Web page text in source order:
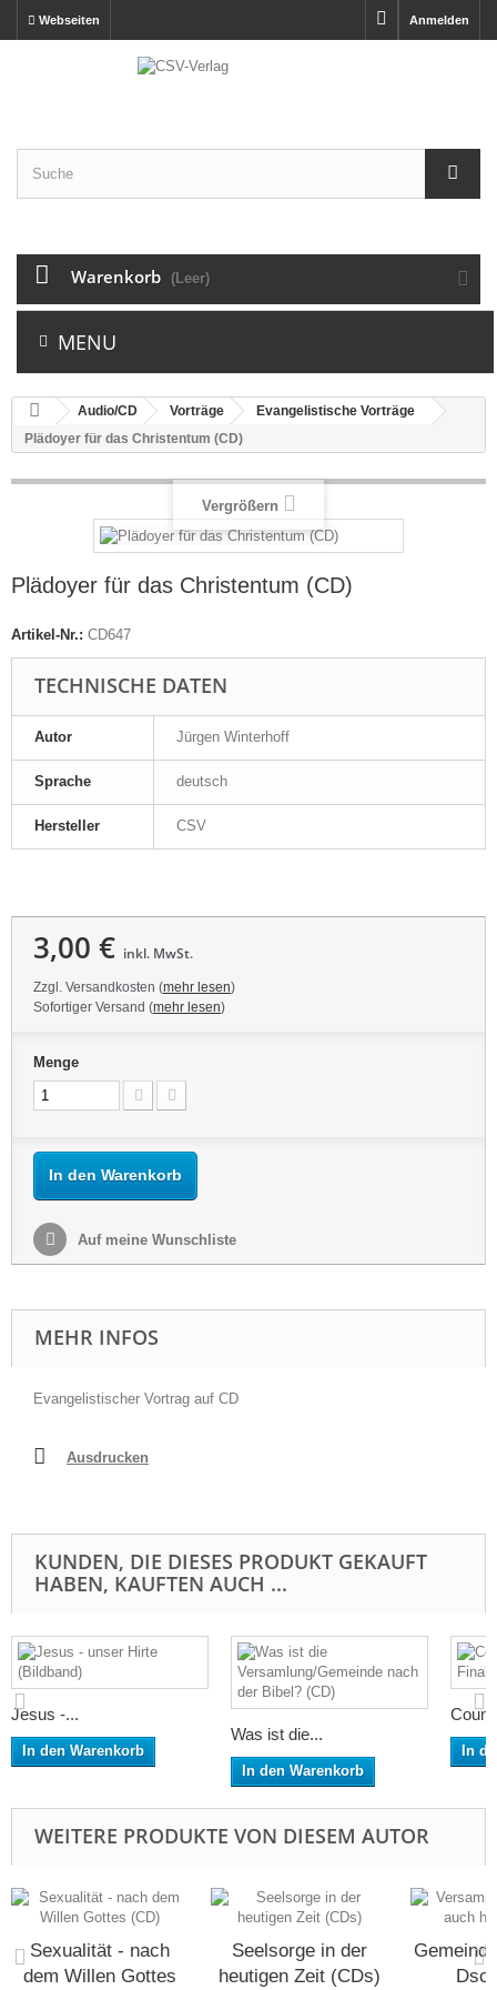
Anmelden
Webseiten
Warenkorb (Leer)
MENU
Audio/CD Vorträge
Evangelistische Vorträge
Plädoyer für das Christentum (CD)
Vergrößern
Plädoyer für das Christentum (CD)
Artikel-Nr.: CD647
TECHNISCHE DATEN
Autor Jürgen Winterhoff
Sprache deutsch
Hersteller CSV
3,00 € inkl. MwSt.
Zzgl. Versandkosten (mehr lesen)
Sofortiger Versand (mehr lesen)
Menge
In den Warenkorb
Auf meine Wunschliste
MEHR INFOS
Evangelistischer Vortrag auf CD
Ausdrucken
KUNDEN, DIE DIESES PRODUKT GEKAUFT
HABEN, KAUFTEN AUCH ...
Jesus -...
In den Warenkorb
Was ist die...
In den Warenkorb
In
WEITERE PRODUKTE VON DIESEM AUTOR
Sexualität - nach
dem Willen Gottes
Seelsorge in der
heutigen Zeit (CDs)